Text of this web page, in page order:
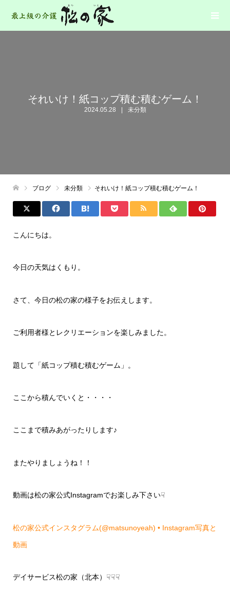
それいけ！紙コップ積む積むゲーム！
2024.05.28 未分類
ブログ 未分類 それいけ！紙コップ積む積むゲーム！
こんにちは。
今日の天気はくもり。
さて、今日の松の家の様子をお伝えします。
ご利用者様とレクリエーションを楽しみました。
題して「紙コップ積む積むゲーム」。
ここから積んでいくと・・・・
ここまで積みあがったりします♪
またやりましょうね！！
動画は松の家公式Instagramでお楽しみ下さい☟
松の家公式インスタグラム(@matsunoyeah) • Instagram写真と
動画
デイサービス松の家（北本）☟☟☟